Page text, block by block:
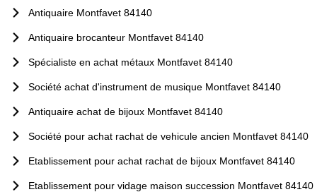
Antiquaire Montfavet 84140
Antiquaire brocanteur Montfavet 84140
Spécialiste en achat métaux Montfavet 84140
Société achat d'instrument de musique Montfavet 84140
Antiquaire achat de bijoux Montfavet 84140
Société pour achat rachat de vehicule ancien Montfavet 84140
Etablissement pour achat rachat de bijoux Montfavet 84140
Etablissement pour vidage maison succession Montfavet 84140